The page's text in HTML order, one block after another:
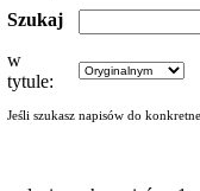
Szukaj
w
tytule:
Jeśli szukasz napisów do